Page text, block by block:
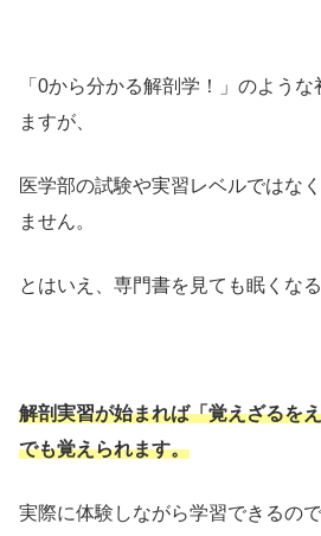
「0から分かる解剖学！」のよう
ますが、
医学部の試験や実習レベルではな
ません。
とはいえ、専門書を見ても眠くな
解剖実習が始まれば「覚えざるを
でも覚えられます。
実際に体験しながら学習できるの